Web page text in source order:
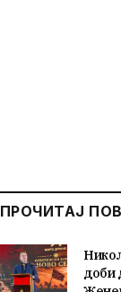
ПРОЧИТАЈ
доби